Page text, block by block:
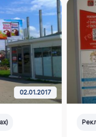
02.01.2017